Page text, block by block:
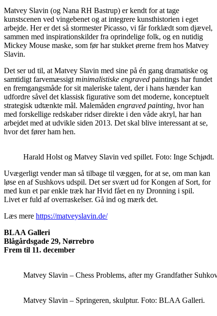
Matvey Slavin (og Nana RH Bastrup) er kendt for at tage
kunstscenen ved vingebenet og at integrere kunsthistorien i eget
arbejde. Her er det så stormester Picasso, vi får forklædt som djævel,
sammen med inspirationskilder fra oprindelige folk, og en nutidig
Mickey Mouse maske, som før har stukket ørerne frem hos Matvey
Slavin.
Det ser ud til, at Matvey Slavin med sine på én gang dramatiske og
samtidigt farvemæssigt minimalistiske engraved paintings har fundet
en fremgangsmåde for sit maleriske talent, der i hans hænder kan
udfordre såvel det klassisk figurative som det moderne, konceptuelt
strategisk udtænkte mål. Malemåden engraved painting, hvor han
med forskellige redskaber ridser direkte i den våde akryl, har han
arbejdet med at udvikle siden 2013. Det skal blive interessant at se,
hvor det fører ham hen.
Harald Holst og Matvey Slavin ved spillet. Foto: Inge Schjødt.
Uvægerligt vender man så tilbage til væggen, for at se, om man kan
løse en af Sushkovs udspil. Det ser svært ud for Kongen af Sort, for
med kun et par enkle træk har Hvid fået en ny Dronning i spil.
Livet er fuld af overraskelser. Gå ind og mærk det.
Læs mere https://matveyslavin.de/
BLAA Galleri
Blågårdsgade 29, Nørrebro
Frem til 11. december
Matvey Slavin – Chess Problems, after my Grandfather
Matvey Slavin – Springeren, skulptur. Foto: BLAA Galleri.